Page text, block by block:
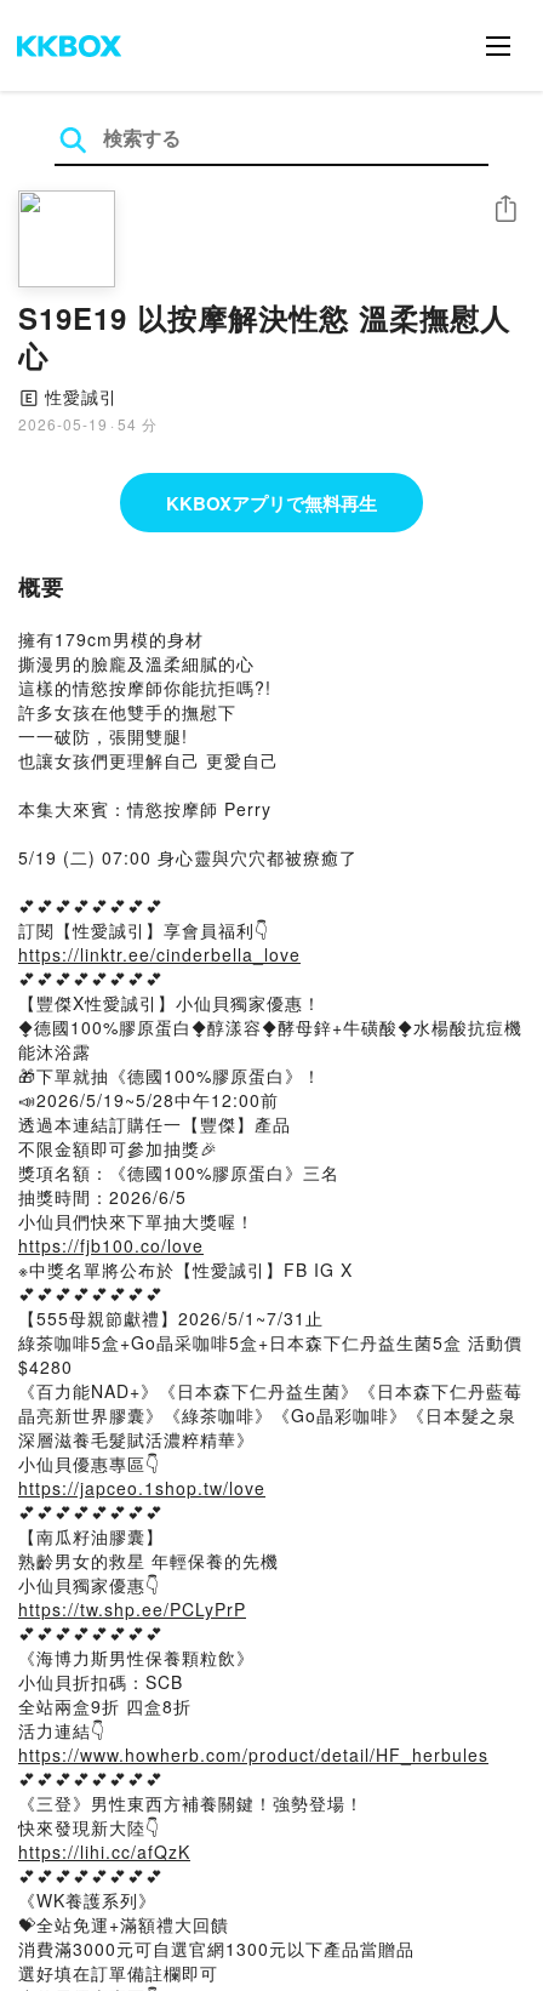
S19E19 以按摩解決性慾 溫柔撫慰人
心
🄴 性愛誠引
2026-05-19 · 54 分
シェア
KKBOXアプリで無料再生
概要
擁有179cm男模的身材
撕漫男的臉龐及溫柔細膩的心
這樣的情慾按摩師你能抗拒嗎?!
許多女孩在他雙手的撫慰下
一一破防，張開雙腿!
也讓女孩們更理解自己 更愛自己
本集大來賓：情慾按摩師 Perry
5/19 (二) 07:00 身心靈與穴穴都被療癒了
💕💕💕💕💕💕💕💕
訂閱【性愛誠引】享會員福利👇
https://linktr.ee/cinderbella_love
💕💕💕💕💕💕💕💕
【豐傑X性愛誠引】小仙貝獨家優惠！
⧪德國100%膠原蛋白⧪醇漾容⧪酵母鋅+牛磺酸⧪水楊酸抗痘機
能沐浴露
🎁下單就抽《德國100%膠原蛋白》！
📣2026/5/19~5/28中午12:00前
透過本連結訂購任一【豐傑】產品
不限金額即可參加抽獎🎉
獎項名額：《德國100%膠原蛋白》三名
抽獎時間：2026/6/5
小仙貝們快來下單抽大獎喔！
https://fjb100.co/love
※中獎名單將公布於【性愛誠引】FB IG X
💕💕💕💕💕💕💕💕
【555母親節獻禮】2026/5/1~7/31止
綠茶咖啡5盒+Go晶采咖啡5盒+日本森下仁丹益生菌5盒 活動價
$4280
《百力能NAD+》《日本森下仁丹益生菌》《日本森下仁丹藍莓
晶亮新世界膠囊》《綠茶咖啡》《Go晶彩咖啡》《日本髮之泉
深層滋養毛髮賦活濃粹精華》
小仙貝優惠專區👇
https://japceo.1shop.tw/love
💕💕💕💕💕💕💕💕
【南瓜籽油膠囊】
熟齡男女的救星 年輕保養的先機
小仙貝獨家優惠👇
https://tw.shp.ee/PCLyPrP
💕💕💕💕💕💕💕💕
《海博力斯男性保養顆粒飲》
小仙貝折扣碼：SCB
全站兩盒9折 四盒8折
活力連結👇
https://www.howherb.com/product/detail/HF_herbules
💕💕💕💕💕💕💕💕
《三登》男性東西方補養關鍵！強勢登場！
快來發現新大陸👇
https://lihi.cc/afQzK
💕💕💕💕💕💕💕💕
《WK養護系列》
💝全站免運+滿額禮大回饋
消費滿3000元可自選官網1300元以下產品當贈品
選好填在訂單備註欄即可